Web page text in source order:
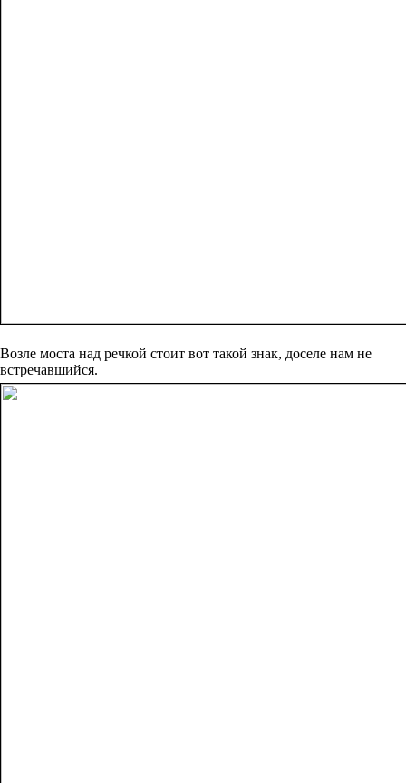
Возле моста над речкой стоит вот такой знак, доселе нам не
встречавшийся.